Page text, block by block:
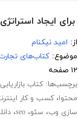
از: امید نیکنام
موضوع:کتاب‌های
۱۲ صفحه
برچسب‌ها:کتاب
محتوا،کسب و کار
سازی وب، سئو،seo،